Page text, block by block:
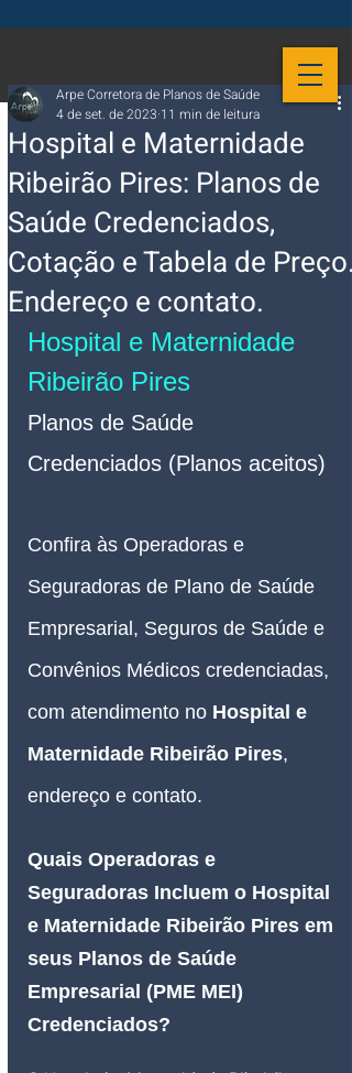
Hospital e Maternidade
Ribeirão Pires: Planos de
Saúde Credenciados,
Cotação e Tabela de Preço.
Endereço e contato.
Arpe Corretora de Planos de Saúde
4 de set. de 2023 11 min de leitura
Hospital e Maternidade
Ribeirão Pires
Planos de Saúde
Credenciados (Planos aceitos)
Confira às Operadoras e
Seguradoras de Plano de Saúde
Empresarial, Seguros de Saúde e
Convênios Médicos credenciadas,
com atendimento no Hospital e
Maternidade Ribeirão Pires,
endereço e contato.
Quais Operadoras e
Seguradoras Incluem o Hospital
e Maternidade Ribeirão Pires em
seus Planos de Saúde
Empresarial (PME MEI)
Credenciados?